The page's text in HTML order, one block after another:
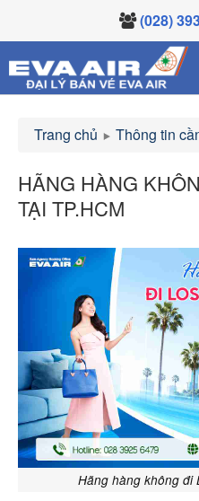
(028)
Trang chủ Thông tin
HÃNG HÀNG
TẠI TP.HCM
Hãng hàng không đi